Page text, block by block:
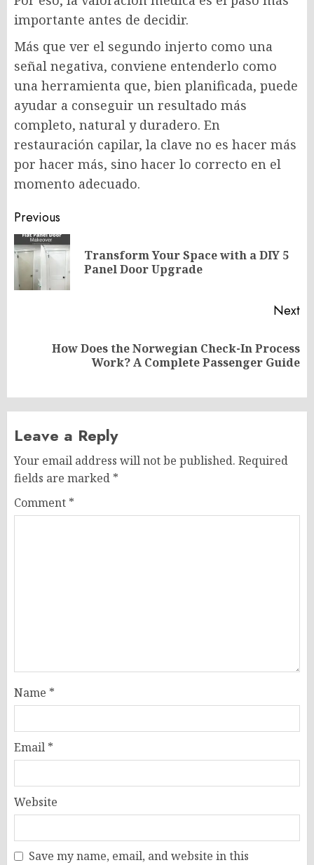
importante antes de decidir.
Más que ver el segundo injerto como una
señal negativa, conviene entenderlo como
una herramienta que, bien planificada, puede
ayudar a conseguir un resultado más
completo, natural y duradero. En
restauración capilar, la clave no es hacer más
por hacer más, sino hacer lo correcto en el
momento adecuado.
Post
navigation
Previous
Transform Your Space with a DIY 5
Panel Door Upgrade
Next
How Does the Norwegian Check-In Process
Work? A Complete Passenger Guide
Leave a Reply
Your email address will not be published. Required
fields are marked *
Comment *
Name *
Email *
Website
Save my name, email, and website in this